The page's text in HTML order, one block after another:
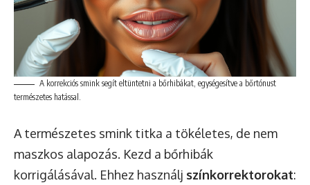
A korrekciós smink segít eltüntetni a bőrhibákat, egységesítve a bőrtónust
természetes hatással.
A természetes smink titka a tökéletes, de nem
maszkos alapozás. Kezd a bőrhibák
korrigálásával. Ehhez használj színkorrektorokat: